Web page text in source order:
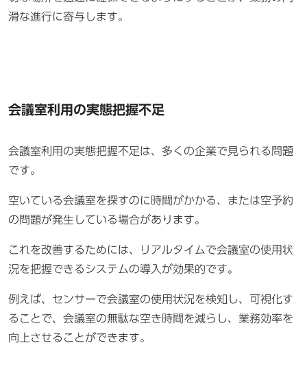
滑な進行に寄与します。
会議室利用の実態把握不足
会議室利用の実態把握不足は、多くの企業で見られる問題
です。
空いている会議室を探すのに時間がかかる、または空予約
の問題が発生している場合があります。
これを改善するためには、リアルタイムで会議室の使用状
況を把握できるシステムの導入が効果的です。
例えば、センサーで会議室の使用状況を検知し、可視化す
ることで、会議室の無駄な空き時間を減らし、業務効率を
向上させることができます。